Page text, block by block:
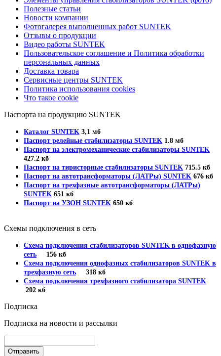
Полезные статьи
Новости компании
Фотогалерея выполненных работ SUNTEK
Отзывы о продукции
Видео работы SUNTEK
Пользовательское соглашение и Политика обработки
персональных данных
Доставка товара
Сервисные центры SUNTEK
Политика использования cookies
Что такое cookie
Паспорта на продукцию SUNTEK
Каталог SUNTEK 3,1 мб
Паспорт релейные стабилизаторы SUNTEK 1.8 мб
Паспорт на электромеханические стабилизаторы SUNTEK
427.2 кб
Паспорт на тиристорные стабилизаторы SUNTEK 715.5 кб
Паспорт на автотрансформаторы (ЛАТРы) SUNTEK 676 кб
Паспорт на трехфазные автотрансформаторы (ЛАТРы)
SUNTEK 651 кб
Паспорт на УЗОН SUNTEK 650 кб
Схемы подключения в сеть
Схема подключения стабилизаторов SUNTEK в однофазную
сеть 156 кб
Схема подключения однофазных стабилизаторов SUNTEK в
трехфазную сеть 318 кб
Схема подключения трехфазного стабилизатора SUNTEK
202 кб
Подписка
Подписка на новости и рассылки